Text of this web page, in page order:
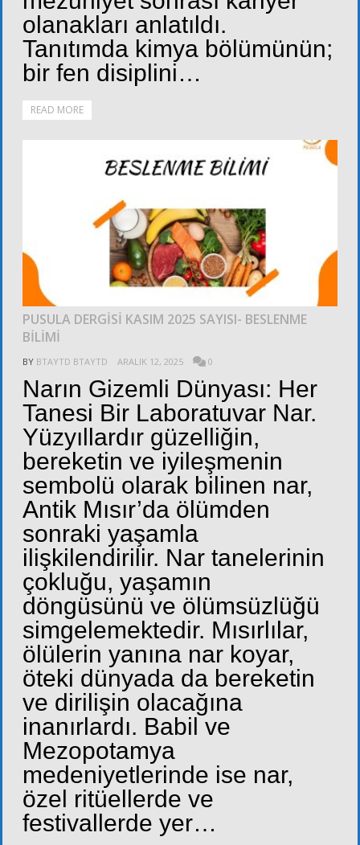
olanakları anlatıldı.
Tanıtımda kimya bölümünün;
bir fen disiplini…
READ MORE
PUSULA DERGİSİ KASIM 2025 SAYISI- BESLENME
BİLİMİ
BY BTAYTD BTAYTD ARALIK 12, 2025 0
Narın Gizemli Dünyası: Her
Tanesi Bir Laboratuvar Nar.
Yüzyıllardır güzelliğin,
bereketin ve iyileşmenin
sembolü olarak bilinen nar,
Antik Mısır’da ölümden
sonraki yaşamla
ilişkilendirilir. Nar tanelerinin
çokluğu, yaşamın
döngüsünü ve ölümsüzlüğü
simgelemektedir. Mısırlılar,
ölülerin yanına nar koyar,
öteki dünyada da bereketin
ve dirilişin olacağına
inanırlardı. Babil ve
Mezopotamya
medeniyetlerinde ise nar,
özel ritüellerde ve
festivallerde yer…